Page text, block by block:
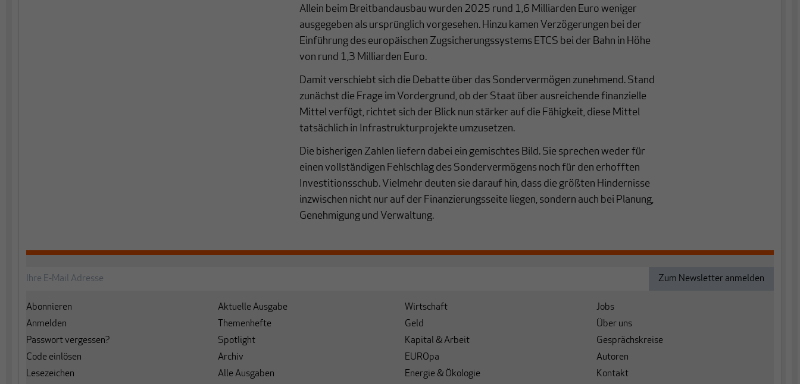
Allein beim Breitbandausbau wurden 2025 rund 1,6 Milliarden Euro weniger
ausgegeben als ursprünglich vorgesehen. Hinzu kamen Verzögerungen bei der
Einführung des europäischen Zugsicherungssystems ETCS bei der Bahn in Höhe
von rund 1,3 Milliarden Euro.
Damit verschiebt sich die Debatte über das Sondervermögen zunehmend. Stand
zunächst die Frage im Vordergrund, ob der Staat über ausreichende finanzielle
Mittel verfügt, richtet sich der Blick nun stärker auf die Fähigkeit, diese Mittel
tatsächlich in Infrastrukturprojekte umzusetzen.
Die bisherigen Zahlen liefern dabei ein gemischtes Bild. Sie sprechen weder für
einen vollständigen Fehlschlag des Sondervermögens noch für den erhofften
Investitionsschub. Vielmehr deuten sie darauf hin, dass die größten Hindernisse
inzwischen nicht nur auf der Finanzierungsseite liegen, sondern auch bei Planung,
Genehmigung und Verwaltung.
Abonnieren
Anmelden
Passwort vergessen?
Code einlösen
Lesezeichen
Aktuelle Ausgabe
Themenhefte
Spotlight
Archiv
Alle Ausgaben
Wirtschaft
Geld
Kapital & Arbeit
EUROpa
Energie & Ökologie
Jobs
Über uns
Gesprächskreise
Autoren
Kontakt